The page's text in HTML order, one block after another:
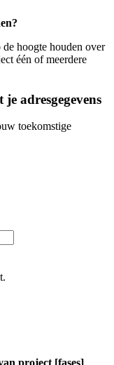
hoogte houden over
één of meerdere
adresgegevens
toekomstige